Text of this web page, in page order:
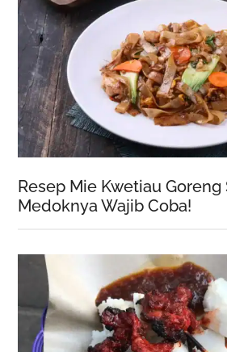
Resep Mie Kwetiau Goreng
Medoknya Wajib Coba!